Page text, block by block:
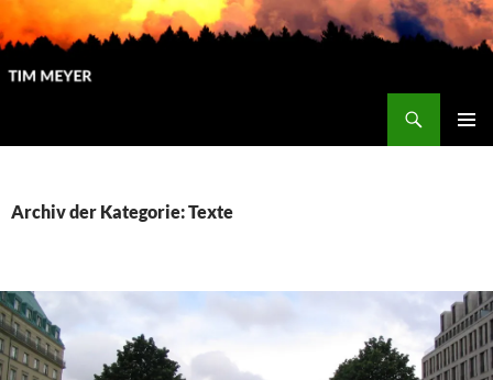
Zum
Inhalt
springen
Archiv der Kategorie: Texte